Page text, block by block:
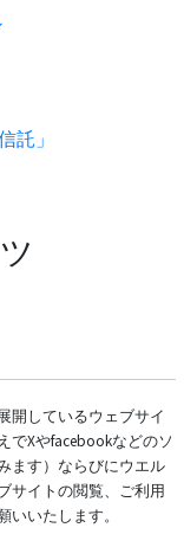
託」
開しているウェブサイ
でXやfacebookなどのソ
ます）ならびにウエル
サイトの閲覧、ご利用
いたします。